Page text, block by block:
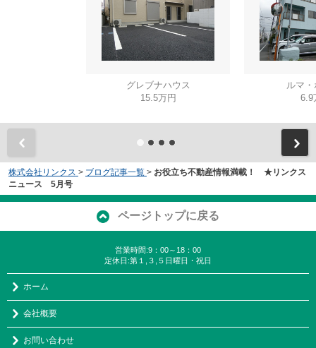
グレブナハウス
15.5万円
ルマ
6.9
株式会社リンクス > ブログ記事一覧 > お役立ち不動産情報満載！ ★リンクス
ニュース 5月号
ページトップに戻る
営業時間:9：00～18：00
定休日:第１,３,５日曜日・祝日
ホーム
会社概要
お問い合わせ